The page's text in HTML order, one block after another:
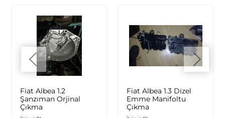
Fiat Albea 1.2
Şanzıman Orjinal
Çıkma
Fiat Albea 1.3 Dizel
Emme Manifoltu
Çıkma